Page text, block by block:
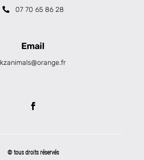
07 70 65 86 28
Email
kzanimals@orange.fr
© tous droits réservés